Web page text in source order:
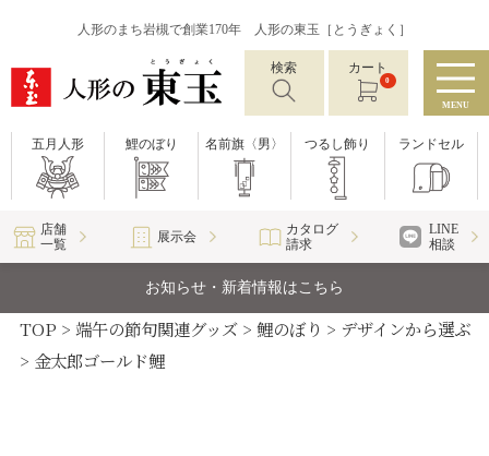
人形のまち岩槻で創業170年 人形の東玉［とうぎょく］
検索 カート
0
MENU
五月人形 鯉のぼり 名前旗〈男〉 つるし飾り ランドセル
店舗
一覧
展示会
カタログ
請求
LINE
相談
お知らせ・新着情報はこちら
TOP 端午の節句関連グッズ 鯉のぼり
デザインから選ぶ
金太郎ゴールド鯉